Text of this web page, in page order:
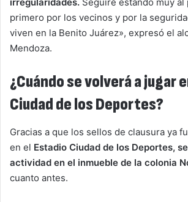
primero por los vecinos y por la
viven en la Benito Juárez», expresó el
Mendoza.
¿Cuándo se volverá a jugar
Ciudad de los Deportes?
Gracias a que los sellos de clausura ya
en el Estadio Ciudad de los Deportes,
actividad en el inmueble de la colonia
cuanto antes.